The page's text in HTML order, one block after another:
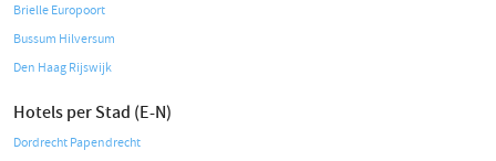
Brielle Europoort
Bussum Hilversum
Den Haag Rijswijk
Hotels per Stad (E-N)
Dordrecht Papendrecht